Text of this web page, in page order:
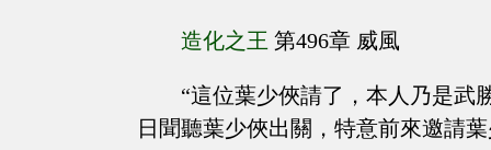
造化之王 第496章 威風
“這位葉少俠請了，本人乃是武
日聞聽葉少俠出關，特意前來邀請